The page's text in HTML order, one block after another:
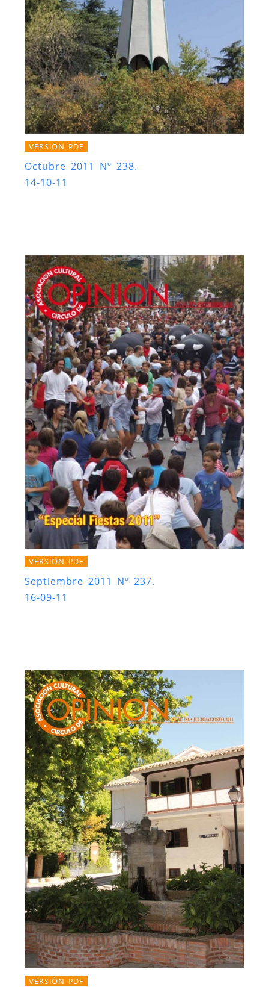
VERSIÓN PDF
Octubre 2011 Nº 238.
14-10-11
VERSIÓN PDF
Septiembre 2011 Nº 237.
16-09-11
VERSIÓN PDF